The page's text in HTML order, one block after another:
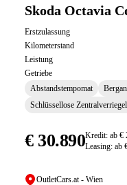
Skoda Octavia
Erstzulassung
Kilometerstand
Leistung
Getriebe
Abstandstempomat
Schlüssellose
€ 30.890Kredit: ab €
Leasing: ab
OutletCars.at - Wien